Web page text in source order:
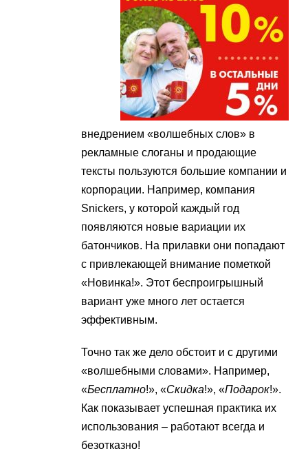
внедрением «волшебных слов» в
рекламные слоганы и продающие
тексты пользуются большие компании и
корпорации. Например, компания
Snickers, у которой каждый год
появляются новые вариации их
батончиков. На прилавки они попадают
с привлекающей внимание пометкой
«Новинка!». Этот беспроигрышный
вариант уже много лет остается
эффективным.
Точно так же дело обстоит и с другими
«волшебными словами». Например,
«Бесплатно!», «Скидка!», «Подарок!».
Как показывает успешная практика их
использования – работают всегда и
безотказно!